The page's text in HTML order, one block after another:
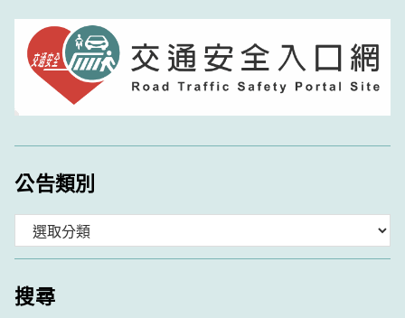
公告類別
類
搜尋